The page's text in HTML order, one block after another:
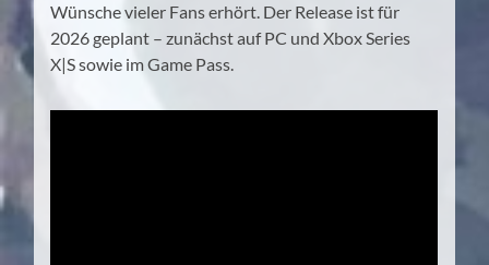
Wünsche vieler Fans erhört. Der Release ist für
2026 geplant – zunächst auf PC und Xbox Series
X|S sowie im Game Pass.